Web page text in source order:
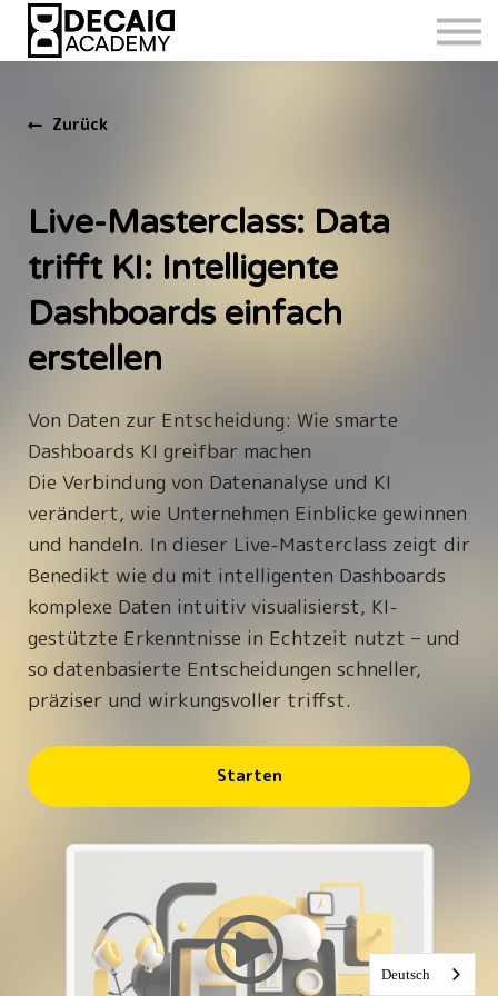
Zurück
Live-Masterclass: Data
trifft KI: Intelligente
Dashboards einfach
erstellen
Von Daten zur Entscheidung: Wie smarte
Dashboards KI greifbar machen
Die Verbindung von Datenanalyse und KI
verändert, wie Unternehmen Einblicke gewinnen
und handeln. In dieser Live-Masterclass zeigt dir
Benedikt wie du mit intelligenten Dashboards
komplexe Daten intuitiv visualisierst, KI-
gestützte Erkenntnisse in Echtzeit nutzt – und
so datenbasierte Entscheidungen schneller,
präziser und wirkungsvoller triffst.
Starten
Deutsch